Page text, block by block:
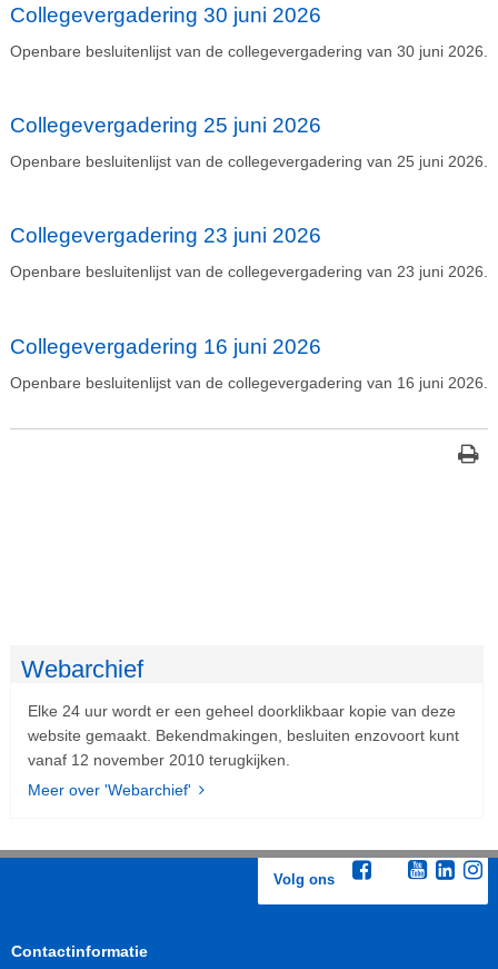
Collegevergadering 30 juni 2026
Openbare besluitenlijst van de collegevergadering van 30 juni 2026.
Collegevergadering 25 juni 2026
Openbare besluitenlijst van de collegevergadering van 25 juni 2026.
Collegevergadering 23 juni 2026
Openbare besluitenlijst van de collegevergadering van 23 juni 2026.
Collegevergadering 16 juni 2026
Openbare besluitenlijst van de collegevergadering van 16 juni 2026.
Webarchief
Elke 24 uur wordt er een geheel doorklikbaar kopie van deze
website gemaakt. Bekendmakingen, besluiten enzovoort kunt
vanaf 12 november 2010 terugkijken.
Meer over 'Webarchief'
Volg ons
Contactinformatie